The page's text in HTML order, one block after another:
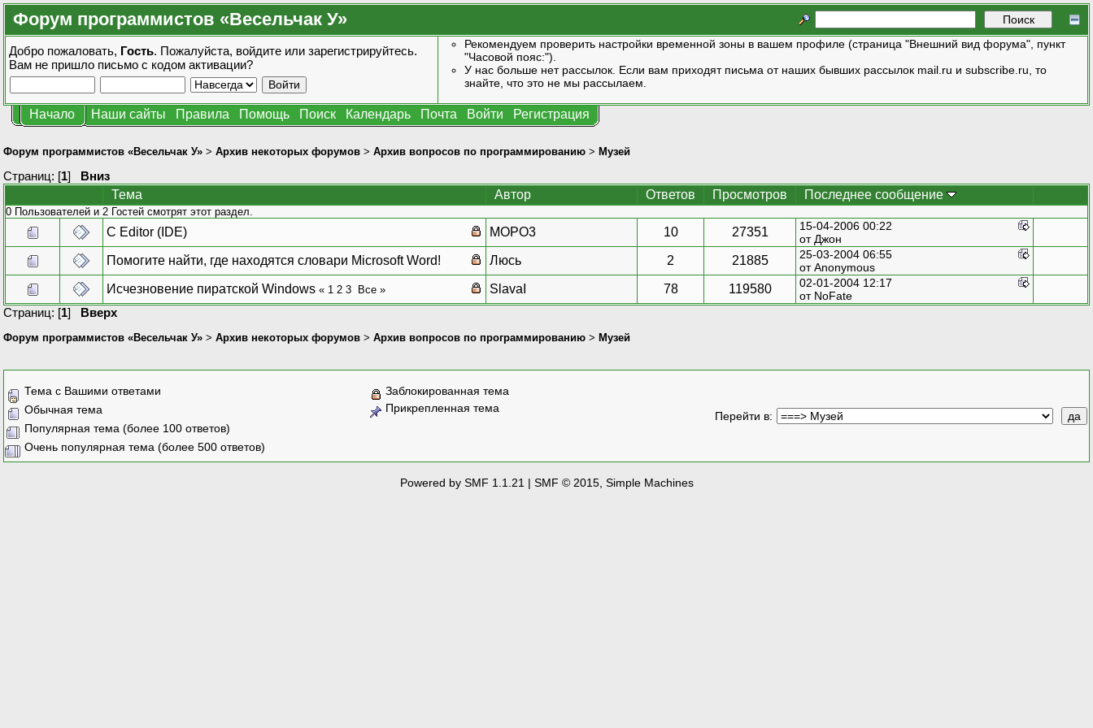
Форум программистов «Весельчак У»
Добро пожаловать, Гость. Пожалуйста, войдите или зарегистрируйтесь.
Вам не пришло письмо с кодом активации?
Рекомендуем проверить настройки временной зоны в вашем профиле (страница "Внешний вид форума", пункт
"Часовой пояс:").
У нас больше нет рассылок. Если вам приходят письма от наших бывших рассылок mail.ru и subscribe.ru, то
знайте, что это не мы рассылаем.
Начало Наши сайты Правила Помощь Поиск Календарь Почта Войти Регистрация
Форум программистов «Весельчак У» > Архив некоторых форумов > Архив вопросов по программированию > Музей
Страниц: [1] Вниз
Тема
Автор Ответов Просмотров Последнее сообщение
0 Пользователей и 2 Гостей смотрят этот раздел.
C Editor (IDE) MOPO3 10 27351
15-04-2006 00:22
от Джон
Помогите найти, где находятся словари Microsoft Word! Люсь 2 21885
25-03-2004 06:55
от Anonymous
Исчезновение пиратской Windows « 1 2 3 Все » SlavaI 78 119580
02-01-2004 12:17
от NoFate
Страниц: [1] Вверх
Форум программистов «Весельчак У» > Архив некоторых форумов > Архив вопросов по программированию > Музей
Тема с Вашими ответами
Обычная тема
Популярная тема (более 100 ответов)
Очень популярная тема (более 500 ответов)
Заблокированная тема
Прикрепленная тема
Перейти в:
Powered by SMF 1.1.21 | SMF © 2015, Simple Machines